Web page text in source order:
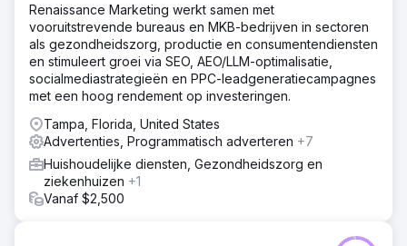
Renaissance Marketing werkt samen met
vooruitstrevende bureaus en MKB-bedrijven in sectoren
als gezondheidszorg, productie en consumentendiensten
en stimuleert groei via SEO, AEO/LLM-optimalisatie,
socialmediastrategieën en PPC-leadgeneratiecampagnes
met een hoog rendement op investeringen.
Tampa, Florida, United States
Advertenties, Programmatisch adverteren +7
Huishoudelijke diensten, Gezondheidszorg en
ziekenhuizen +1
Vanaf $2,500